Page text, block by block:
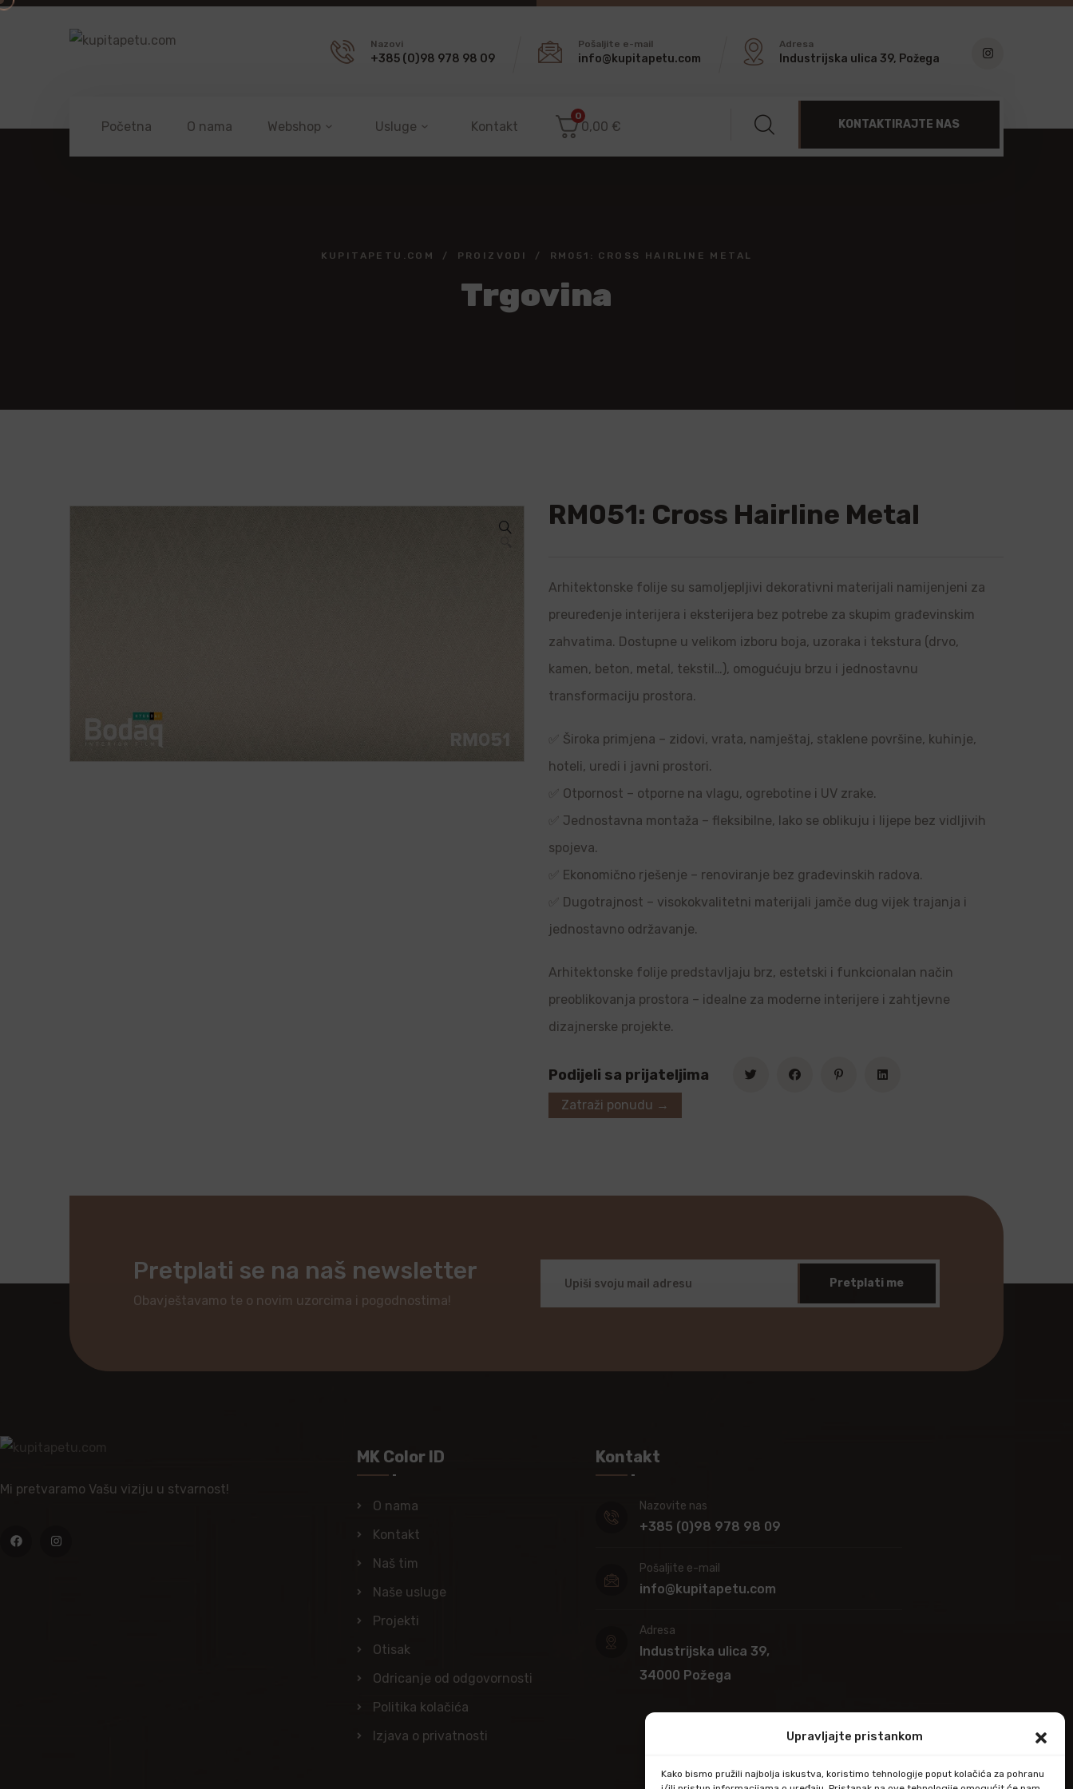
Upravljajte pristankom
Kako bismo pružili najbolja iskustva, koristimo tehnologije poput kolačića za pohranu
Nazovi
+385 (0)98 978 98 09
Pošaljite e-mail
info@kupitapetu.com
Adresa
Industrijska ulica 39, Požega
Početna O nama Webshop Usluge Kontakt
0
0,00 € KONTAKTIRAJTE NAS
KUPITAPETU.COM PROIZVODI RM051: CROSS HAIRLINE METAL
Trgovina
RM051: Cross Hairline Metal
Arhitektonske folije su samoljepljivi dekorativni materijali namijenjeni za
preuređenje interijera i eksterijera bez potrebe za skupim građevinskim
zahvatima. Dostupne u velikom izboru boja, uzoraka i tekstura (drvo,
kamen, beton, metal, tekstil…), omogućuju brzu i jednostavnu
transformaciju prostora.
✅ Široka primjena – zidovi, vrata, namještaj, staklene površine, kuhinje,
hoteli, uredi i javni prostori.
✅ Otpornost – otporne na vlagu, ogrebotine i UV zrake.
✅ Jednostavna montaža – fleksibilne, lako se oblikuju i lijepe bez vidljivih
spojeva.
✅ Ekonomično rješenje – renoviranje bez građevinskih radova.
✅ Dugotrajnost – visokokvalitetni materijali jamče dug vijek trajanja i
jednostavno održavanje.
Arhitektonske folije predstavljaju brz, estetski i funkcionalan način
preoblikovanja prostora – idealne za moderne interijere i zahtjevne
dizajnerske projekte.
Podijeli sa prijateljima
Zatraži ponudu →
Pretplati se na naš newsletter
Obavještavamo te o novim uzorcima i pogodnostima!
Pretplati me
Mi pretvaramo Vašu viziju u stvarnost!
MK Color ID
O nama
Kontakt
Naš tim
Naše usluge
Projekti
Otisak
Odricanje od odgovornosti
Politika kolačića
Izjava o privatnosti
Kontakt
Nazovite nas
+385 (0)98 978 98 09
Pošaljite e-mail
info@kupitapetu.com
Adresa
Industrijska ulica 39,
34000 Požega